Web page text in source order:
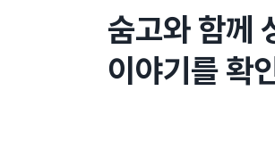
숨고와 함께
이야기를 확